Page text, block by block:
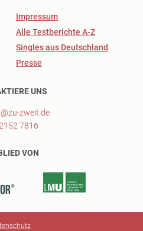
Impressum
Alle Testberichte A-Z
Singles aus Deutschland
Presse
UNS
zweit.de
7816
VON